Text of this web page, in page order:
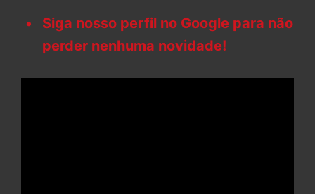
Siga nosso perfil no Google para não
perder nenhuma novidade!